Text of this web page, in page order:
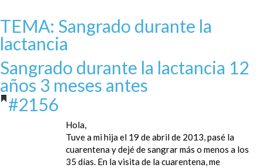
TEMA: Sangrado durante la
lactancia
Sangrado durante la lactancia 12
años 3 meses antes
#2156
Hola,
Tuve a mi hija el 19 de abril de 2013, pasé la
cuarentena y dejé de sangrar más o menos a los
35 días. En la visita de la cuarentena, me